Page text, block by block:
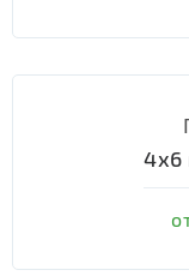
4х6